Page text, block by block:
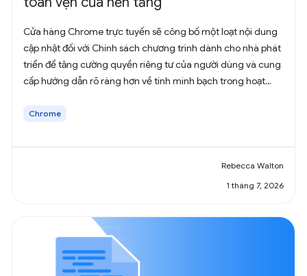
Cửa hàng Chrome trực tuyến sẽ công bố một loạt nội dung
cập nhật đối với Chính sách chương trình dành cho nhà phát
triển để tăng cường quyền riêng tư của người dùng và cung
cấp hướng dẫn rõ ràng hơn về tính minh bạch trong hoạt
Chrome
Rebecca Walton
1 tháng 7, 2026